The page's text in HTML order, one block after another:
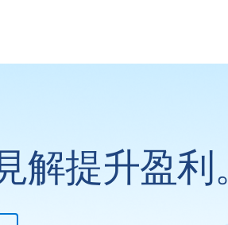
提升盈利。